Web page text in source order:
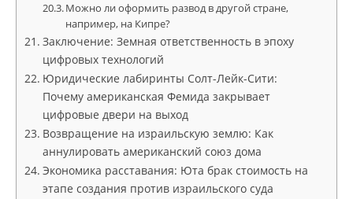
Можно ли оформить развод в другой стране,
например, на Кипре?
Заключение: Земная ответственность в эпоху
цифровых технологий
Юридические лабиринты Солт-Лейк-Сити:
Почему американская Фемида закрывает
цифровые двери на выход
Возвращение на израильскую землю: Как
аннулировать американский союз дома
Экономика расставания: Юта брак стоимость на
этапе создания против израильского суда